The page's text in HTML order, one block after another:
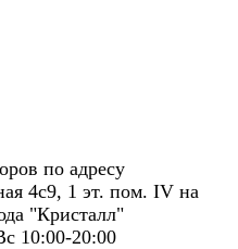
по адресу
4с9, 1 эт. пом. IV на
"Кристалл"
10:00-20:00